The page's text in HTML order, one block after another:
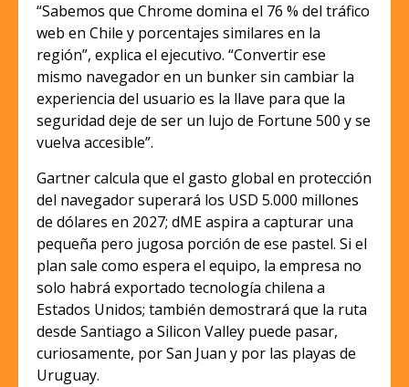
“Sabemos que Chrome domina el 76 % del tráfico
web en Chile y porcentajes similares en la
región”, explica el ejecutivo. “Convertir ese
mismo navegador en un bunker sin cambiar la
experiencia del usuario es la llave para que la
seguridad deje de ser un lujo de Fortune 500 y se
vuelva accesible”.
Gartner calcula que el gasto global en protección
del navegador superará los USD 5.000 millones
de dólares en 2027; dME aspira a capturar una
pequeña pero jugosa porción de ese pastel. Si el
plan sale como espera el equipo, la empresa no
solo habrá exportado tecnología chilena a
Estados Unidos; también demostrará que la ruta
desde Santiago a Silicon Valley puede pasar,
curiosamente, por San Juan y por las playas de
Uruguay.